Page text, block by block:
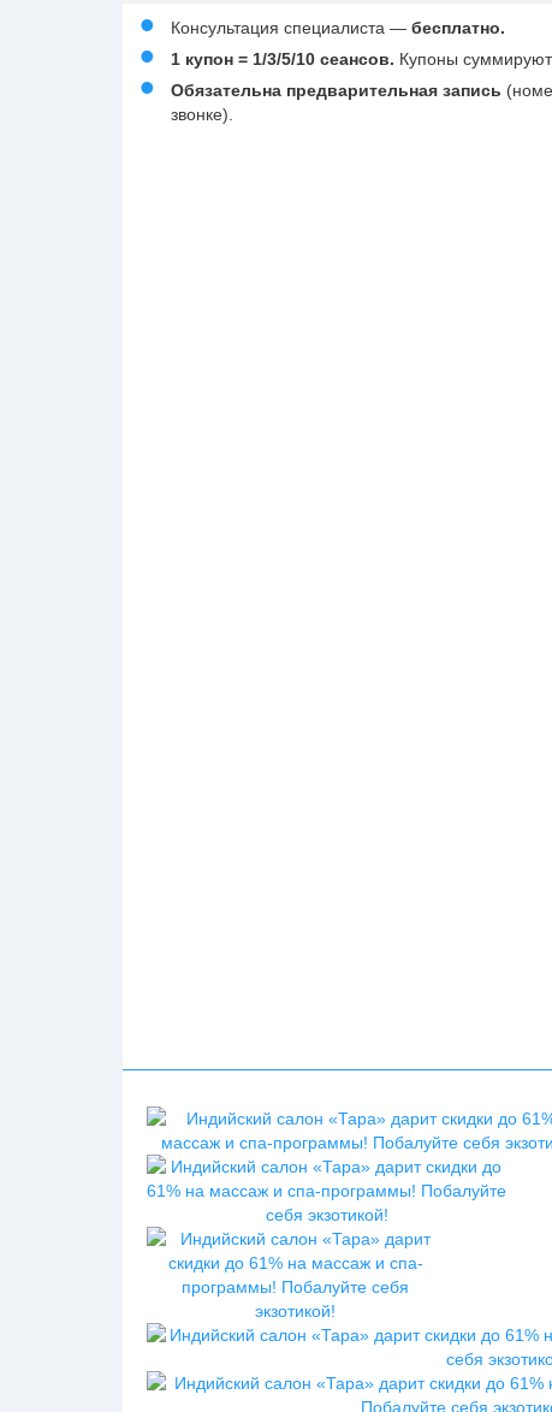
Консультация специалиста — бесплатно.
1 купон = 1/3/5/10 сеансов. Купоны
Обязательна предварительная запись
звонке).